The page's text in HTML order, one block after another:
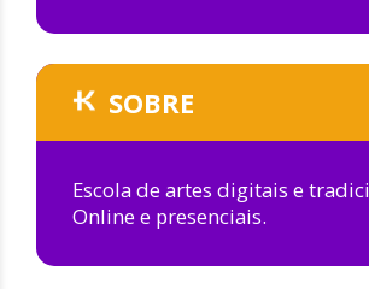
SOBRE
Escola de artes digitais e
Online e presenciais.